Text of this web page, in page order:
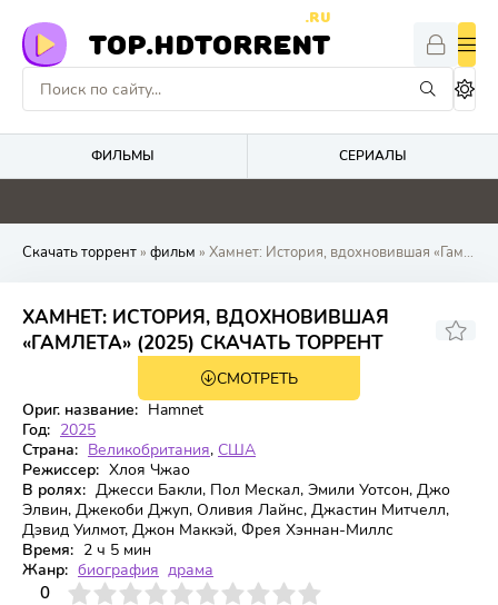
TOP.HDTORRENT
.RU
ФИЛЬМЫ СЕРИАЛЫ
0 0 0 0
Скачать торрент» фильм » Хамнет: История, вдохновившая «Гамлета»
ХАМНЕТ: ИСТОРИЯ, ВДОХНОВИВШАЯ
«ГАМЛЕТА» (2025) СКАЧАТЬ ТОРРЕНТ
7.708 8.1
СМОТРЕТЬ
Ориг. название: Hamnet
Год: 2025
Страна: Великобритания, США
Режиссер: Хлоя Чжао
В ролях: Джесси Бакли, Пол Мескал, Эмили Уотсон, Джо
Элвин, Джекоби Джуп, Оливия Лайнс, Джастин Митчелл,
Дэвид Уилмот, Джон Маккэй, Фрея Хэннан-Миллс
Время: 2 ч 5 мин
Жанр: биография драма
0
4 6 7 8 9 10